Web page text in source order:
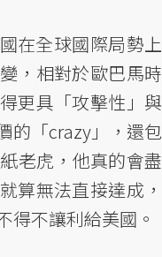
在全球國際局勢上
，相對於歐巴馬時
更具「攻擊性」與
的「crazy」，還包
老虎，他真的會盡
算無法直接達成，
得不讓利給美國。